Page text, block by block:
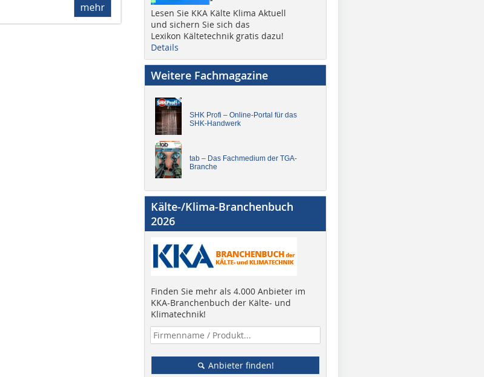
mehr
Lesen Sie KKA Kälte Klima Aktuell
und sichern Sie sich das
Lexikon Kältetechnik gratis dazu!
Details
Weitere Fachmagazine
SHK Profi – Online-Portal für das
SHK-Handwerk
tab – Das Fachmedium der TGA-
Branche
Kälte-/Klima-Branchenbuch
2026
Finden Sie mehr als 4.000 Anbieter im
KKA-Branchenbuch der Kälte- und
Klimatechnik!
Anbieter finden!